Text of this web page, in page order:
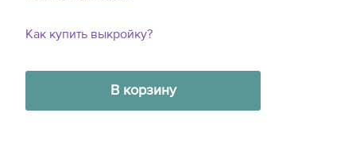
Как купить выкройку?
В корзину